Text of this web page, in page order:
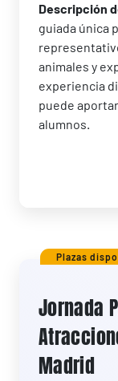
Descripción
guiada única
animales y
experiencia
puede
alumnos.
Plazas
Jornada
Madrid